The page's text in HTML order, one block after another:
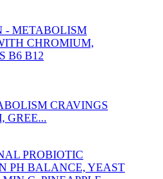
CRAVINGS
GREE...